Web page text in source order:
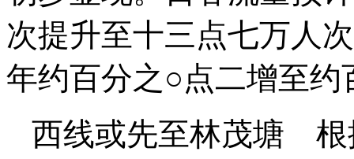
次提升至十三点七万人
年约百分之○点二增至
西线或先至林茂塘 根